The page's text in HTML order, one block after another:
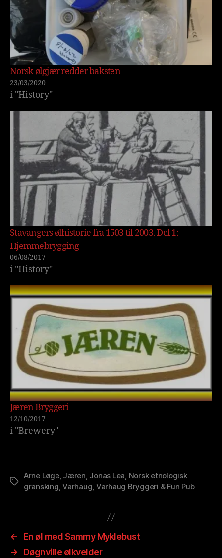
Norsk ølgjær redder baksten
23/03/2020
i "History"
Stavangers ølhistorie fra 1503 til 2003. Del 1:
Hjemmebrygging
06/08/2017
i "History"
Jæren Bryggeri
12/10/2017
i "Brewery"
Stikkord
Arne Løge, Jæren, Jonas Lea, Norsk etnologisk
gransking,Varhaug, Varhaug Bryggeri & Fun Pub
←
En øl med Sammy Myklebust
→
Døgnville ølkvelder